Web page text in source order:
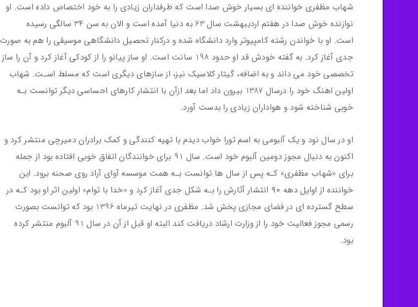
شهاب مظفری خواننده ای بسیار خوش صدا است که طرفداران زیادی را به خود اختصاص داده است. او
نوازنده خوش صدا در هفتم اردیبهشت سال 63 به دنیا آمده است و الان به سن 34 سالگی رسیده
است. او با خواندن رشته کامپیوتر وارد دانشگاه شده و درکنار تحصیل دانشگاهی موسیقی را هم به صورت
جدی آغاز کرد. به گفته خودش قد او حدود 198 سانت است. او ساز پیانو را از کودکی آغاز کرد و آن را ساز
تخصصی خود می داند و به اضافه، گیتار کلاسیک نیز، از سازهای دیگری است که مسلط اسـت. شهاب
اولین اهنگ خود را درسال 1387 بیرون داد اما بعد ازآن با انتشار کارهای احساسی دیگر توانست بـه
خوبی شناخته شود و هواداران زیادی را بدست آورد.
او در سال نود و یک آلبومی به اسم تورا خواب دیدم با تهیه کنندگی و کمک برادران دمیرچی منتشر کرد و
اکنون به دنبال مجوز دومین آلبوم خود است. سال 91 برای خوانندگان اتفاق خوبی افتاده بود از جمله
برای «شهاب مظفری» کـه پس از سال ها توانست بـه همت موسسه آوای آراد روی صحنه برود. این
خواننده از اوایل دهه ۹۰ انتشار آثارش را بـه شکل جدی آغاز کرد و «خدا با توام» اولین اثر او بود کـه در
سطح گسترده‌ ای در فضای مجازی پخش شد. مظفری در نهایت تیرماه 1396 بود که توانست بصورت
رسمی مجوز فعالیت خود را از وزارت ارشاد دریافت کند البته او قبل از آن در سال 91 آلبوم منتشر کرده
بود.